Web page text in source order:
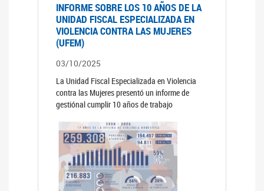
INFORME SOBRE LOS 10 AÑOS DE LA
UNIDAD FISCAL ESPECIALIZADA EN
VIOLENCIA CONTRA LAS MUJERES
(UFEM)
03/10/2025
La Unidad Fiscal Especializada en Violencia
contra las Mujeres presentó un informe de
gestiónal cumplir 10 años de trabajo